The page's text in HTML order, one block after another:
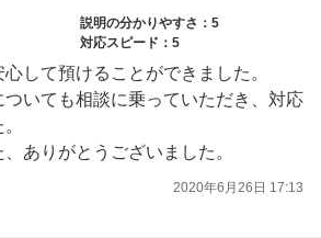
説明の分かりやすさ：5
対応スピード：5
して預けることができました。
ついても相談に乗っていただき、対応
ありがとうございました。
2020年6月26日 17:13